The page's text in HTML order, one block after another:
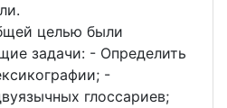
целью были
задачи: - Определить
-
глоссариев;